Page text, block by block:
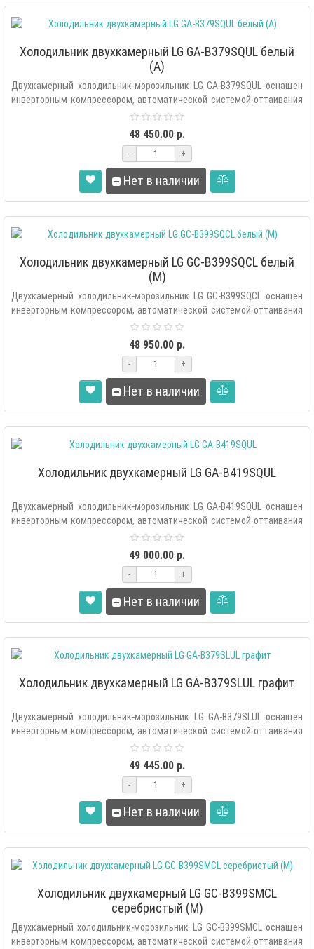
Холодильник двухкамерный LG GA-B379SQUL белый
(A)
Двухкамерный холодильник-морозильник LG GA-B379SQUL оснащен
инверторным компрессором, автоматической системой оттаивания
48 450.00 р.
- +
Нет в наличии
Холодильник двухкамерный LG GC-B399SQCL белый
(M)
Двухкамерный холодильник-морозильник LG GC-B399SQCL оснащен
инверторным компрессором, автоматической системой оттаивания
48 950.00 р.
- +
Нет в наличии
Холодильник двухкамерный LG GA-B419SQUL
Двухкамерный холодильник-морозильник LG GA-B419SQUL оснащен
инверторным компрессором, автоматической системой оттаивания
49 000.00 р.
- +
Нет в наличии
Холодильник двухкамерный LG GA-B379SLUL графит
Двухкамерный холодильник-морозильник LG GA-B379SLUL оснащен
инверторным компрессором, автоматической системой оттаивания
49 445.00 р.
- +
Нет в наличии
Холодильник двухкамерный LG GC-B399SMCL
серебристый (M)
Двухкамерный холодильник-морозильник LG GC-B399SMCL оснащен
инверторным компрессором, автоматической системой оттаивания